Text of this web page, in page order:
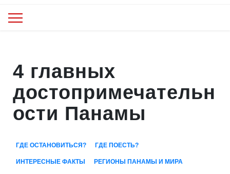
4 главных
достопримечательн
ости Панамы
ГДЕ ОСТАНОВИТЬСЯ? ГДЕ ПОЕСТЬ?
ИНТЕРЕСНЫЕ ФАКТЫ РЕГИОНЫ ПАНАМЫ И МИРА